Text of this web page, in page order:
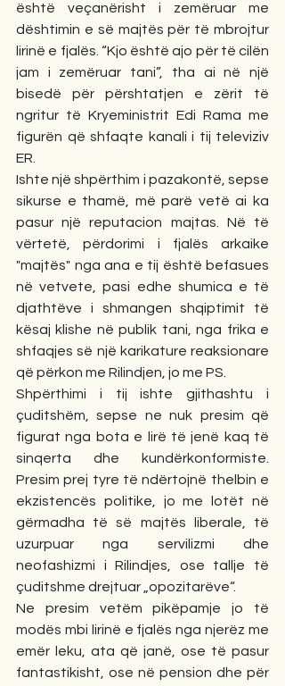
është veçanërisht i zemëruar me
dështimin e së majtës për të mbrojtur
lirinë e fjalës. “Kjo është ajo për të cilën
jam i zemëruar tani”, tha ai në një
bisedë për përshtatjen e zërit të
ngritur të Kryeministrit Edi Rama me
figurën që shfaqte kanali i tij televiziv
ER.
Ishte një shpërthim i pazakontë, sepse
sikurse e thamë, më parë vetë ai ka
pasur një reputacion majtas. Në të
vërtetë, përdorimi i fjalës arkaike
"majtës" nga ana e tij është befasues
në vetvete, pasi edhe shumica e të
djathtëve i shmangen shqiptimit të
kësaj klishe në publik tani, nga frika e
shfaqjes së një karikature reaksionare
që përkon me Rilindjen, jo me PS.
Shpërthimi i tij ishte gjithashtu i
çuditshëm, sepse ne nuk presim që
figurat nga bota e lirë të jenë kaq të
sinqerta dhe kundërkonformiste.
Presim prej tyre të ndërtojnë thelbin e
ekzistencës politike, jo me lotët në
gërmadha të së majtës liberale, të
uzurpuar nga servilizmi dhe
neofashizmi i Rilindjes, ose tallje të
çuditshme drejtuar „opozitarëve“.
Ne presim vetëm pikëpamje jo të
modës mbi lirinë e fjalës nga njerëz me
emër leku, ata që janë, ose të pasur
fantastikisht, ose në pension dhe për